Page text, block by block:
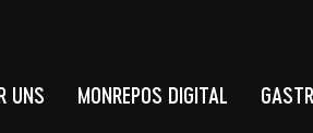
UNS MONREPOS DIGITAL